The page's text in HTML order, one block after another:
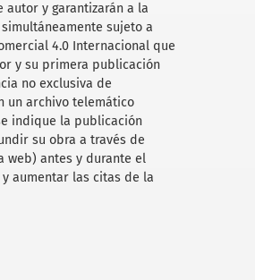
giro del Frente
negociada del
Latina
autor y garantizarán a la
sujeto a
4.0 Internacional que
y su primera publicación
no exclusiva de
un archivo telemático
indique la publicación
su obra a través de
web) antes y durante el
aumentar las citas de la